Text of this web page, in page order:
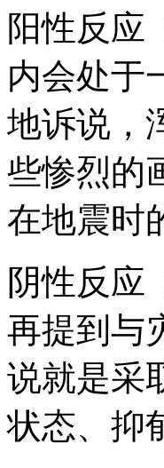
阳性反应
内会处于
地诉说，
些惨烈的
在地震
阴性反应
再提到与
说就是采
状态、抑